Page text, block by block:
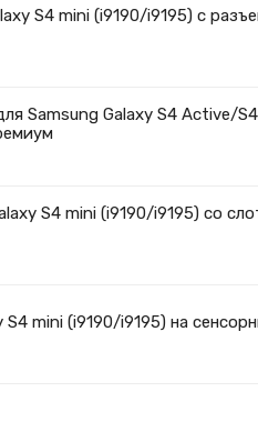
S4 mini (i9190/i9195) с
Samsung Galaxy S4 Active/
S4 mini (i9190/i9195) со
mini (i9190/i9195) на